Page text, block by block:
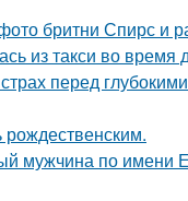
бритни Спирс и
из такси во время
перед
мужчина по имени